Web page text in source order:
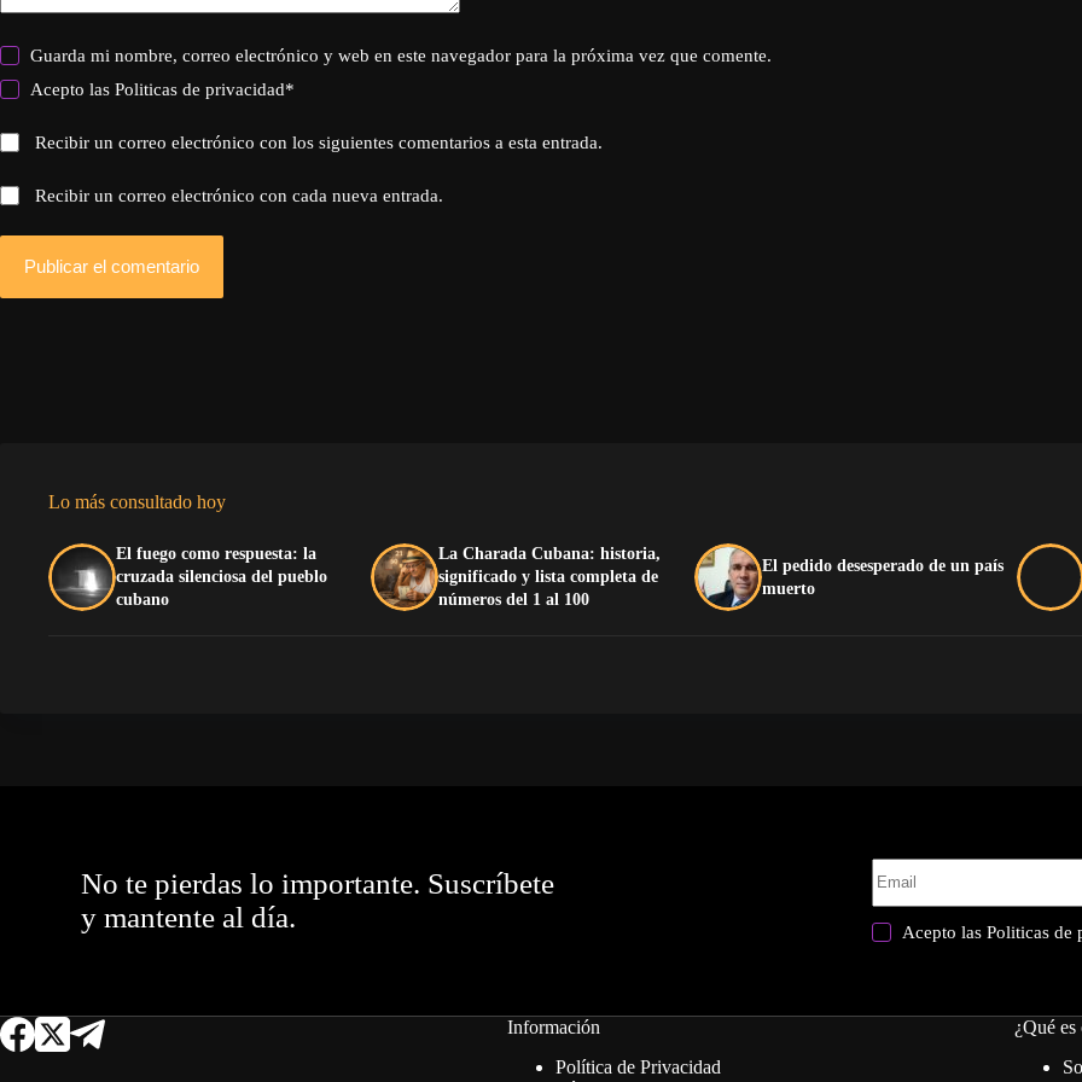
Guarda mi nombre, correo electrónico y web en este navegador para la próxima vez que comente.
Acepto lasPoliticas de privacidad*
Recibir un correo electrónico con los siguientes comentarios a esta entrada.
Recibir un correo electrónico con cada nueva entrada.
Publicar el comentario
Lo más consultado hoy
El fuego como respuesta: la
cruzada silenciosa del pueblo
cubano
La Charada Cubana: historia,
significado y lista completa de
números del 1 al 100
El pedido desesperado de un país
muerto
No te pierdas lo importante. Suscríbete
y mantente al día.
Acepto lasPoliticas de
Información
Política de Privacidad
¿Qué